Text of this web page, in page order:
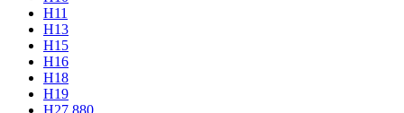
H11
H13
H15
H16
H18
H19
H27 880